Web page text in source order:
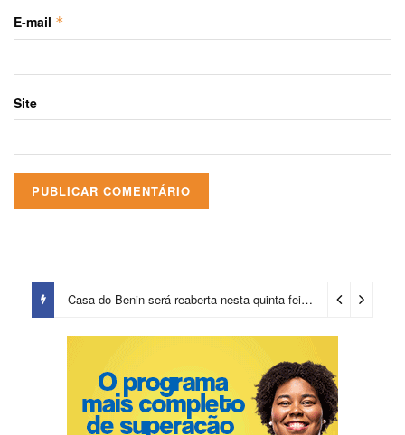
E-mail *
Site
Casa do Benin será reaberta nesta quinta-feira (6) 2 dias ago